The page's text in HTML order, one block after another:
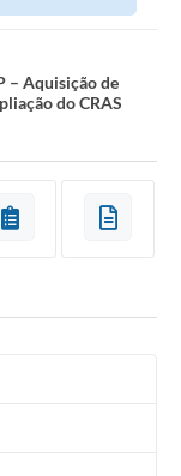
– Aquisição de
do CRAS